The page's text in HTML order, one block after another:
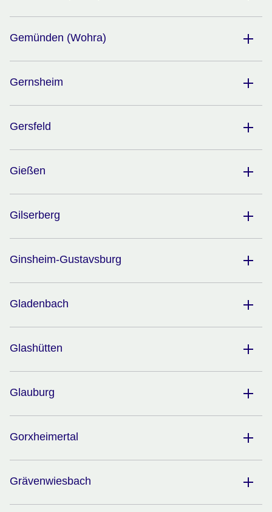
Gemünden (Wohra)
Gernsheim
Gersfeld
Gießen
Gilserberg
Ginsheim-Gustavsburg
Gladenbach
Glashütten
Glauburg
Gorxheimertal
Grävenwiesbach